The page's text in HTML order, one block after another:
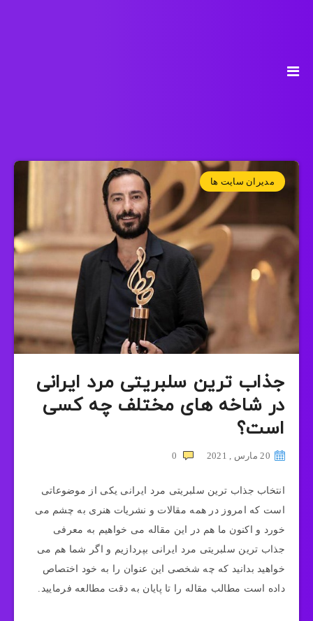
مدیران سایت ها
جذاب ترین سلبریتی مرد ایرانی
در شاخه های مختلف چه کسی
است؟
20 مارس , 2021 0
انتخاب جذاب ترین سلبریتی مرد ایرانی یکی از موضوعاتی
است که امروز در همه مقالات و نشریات هنری به چشم می
خورد و اکنون ما هم در این مقاله می خواهیم به معرفی
جذاب ترین سلبریتی مرد ایرانی بپردازیم و اگر شما هم می
خواهید بدانید که چه شخصی این عنوان را به خود اختصاص
داده است مطالب مقاله را تا پایان به دقت مطالعه فرمایید.